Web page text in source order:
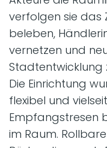
verfolgen sie das
beleben,
vernetzen und
Stadtentwicklung
Die Einrichtung
flexibel und
Empfangstresen
im Raum.